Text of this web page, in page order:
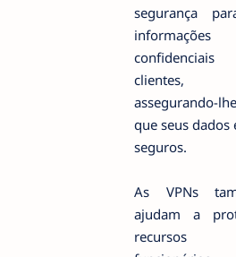
segurança
informações
clientes,
assegurando-
que seus dados
seguros.
As VPNs
ajudam a
recursos